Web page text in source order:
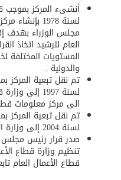
لسنة 1978
مجلس الوزراء بهدف
العام لترشيد اتخاذ
المستويات المختلفة
والدولية .
لسنة 1997
الى مركز معلومات
لسنة 2004 إلى وزارة الاستثمار .
تنظيم وزارة قطاع
قطاع الأعمال العام